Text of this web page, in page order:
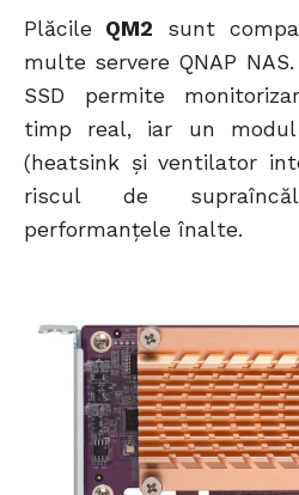
Plăcile QM2 sunt
multe servere QNAP
SSD permite
timp real, iar un
(heatsink și ventilator
riscul de
performanțele înalte.